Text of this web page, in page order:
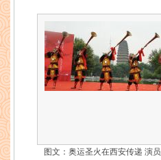
图文：奥运圣火在西安传递 演员